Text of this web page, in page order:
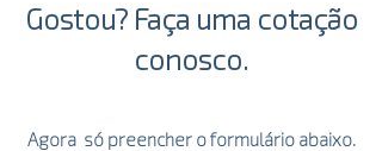
Gostou? Faça uma cotação
conosco.
Agora só preencher o formulário abaixo.